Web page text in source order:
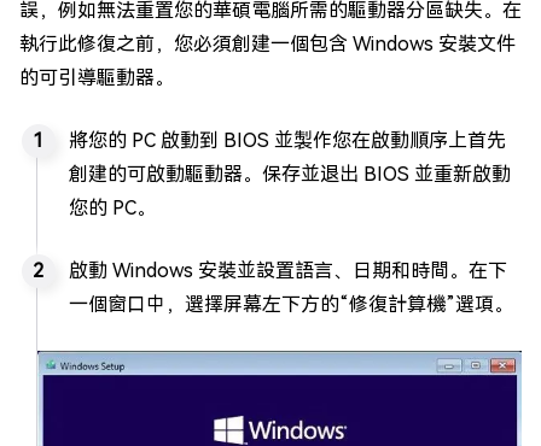
誤，例如無法重置您的華碩電腦所需的驅動器分區缺失。在
執行此修復之前，您必須創建一個包含 Windows 安裝文件
的可引導驅動器。
將您的 PC 啟動到 BIOS 並製作您在啟動順序上首先
創建的可啟動驅動器。保存並退出 BIOS 並重新啟動
您的 PC。
啟動 Windows 安裝並設置語言、日期和時間。在下
一個窗口中，選擇屏幕左下方的“修復計算機”選項。